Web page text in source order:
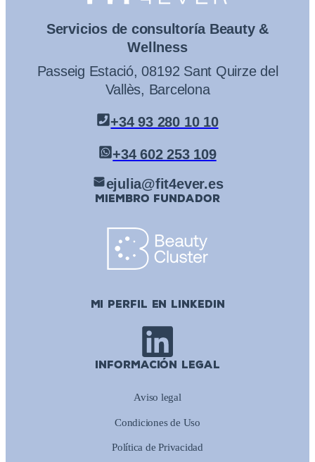
Servicios de consultoría Beauty &
Wellness
Passeig Estació, 08192 Sant Quirze del
Vallès, Barcelona
+34 93 280 10 10
+34 602 253 109
ejulia@fit4ever.es
MIEMBRO FUNDADOR
MI PERFIL EN LINKEDIN
INFORMACIÓN LEGAL
Aviso legal
Condiciones de Uso
Política de Privacidad